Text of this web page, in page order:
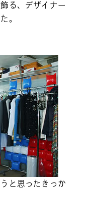
る、デザイナー
。
と思ったきっか